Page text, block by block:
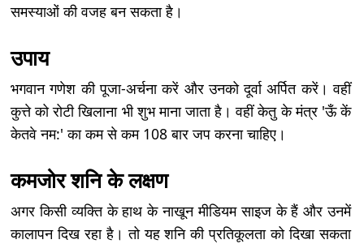
समस्याओं की वजह बन सकता है।
उपाय
भगवान गणेश की पूजा-अर्चना करें और उनको दूर्वा अर्पित करें। वहीं
कुत्ते को रोटी खिलाना भी शुभ माना जाता है। वहीं केतु के मंत्र 'ऊँ कें
केतवे नम:' का कम से कम 108 बार जप करना चाहिए।
कमजोर शनि के लक्षण
अगर किसी व्यक्ति के हाथ के नाखून मीडियम साइज के हैं और उनमें
कालापन दिख रहा है। तो यह शनि की प्रतिकूलता को दिखा सकता